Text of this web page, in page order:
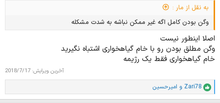
به نقل از مار :
وگن بودن کامل اگه غیر ممکن نباشه به شدت مشکله
اصلا اینطور نیست
وگن مطلق بودن رو با خام گیاهخواری اشتباه نگیرید
خام گیاهخواری فقط یک رژیمه
آخرین ویرایش: 2018/7/17
ا
م
Zari78 و امیرحسین